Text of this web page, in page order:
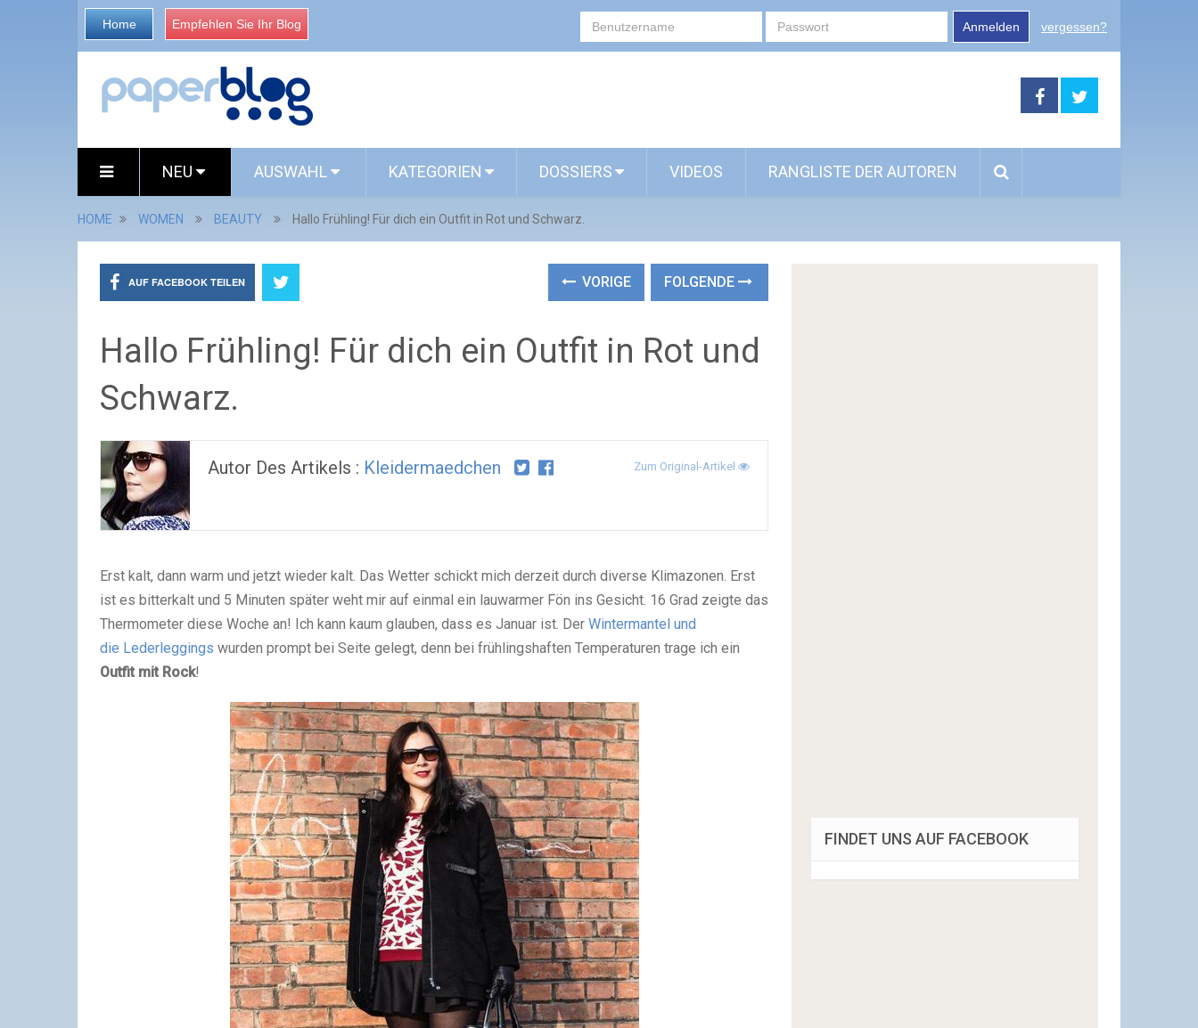
Home Empfehlen Sie Ihr Blog Anmelden vergessen?
NEU AUSWAHL KATEGORIEN DOSSIERS VIDEOS RANGLISTE DER AUTOREN
HOME WOMEN BEAUTY Hallo Frühling! Für dich ein Outfit in Rot und Schwarz.
AUF FACEBOOK TEILEN VORIGE FOLGENDE
Hallo Frühling! Für dich ein Outfit in Rot und
Schwarz.
Autor Des Artikels : Kleidermaedchen Zum Original-Artikel
Erst kalt, dann warm und jetzt wieder kalt. Das Wetter schickt mich derzeit durch diverse Klimazonen. Erst
ist es bitterkalt und 5 Minuten später weht mir auf einmal ein lauwarmer Fön ins Gesicht. 16 Grad zeigte das
Thermometer diese Woche an! Ich kann kaum glauben, dass es Januar ist. Der Wintermantel und
die Lederleggings wurden prompt bei Seite gelegt, denn bei frühlingshaften Temperaturen trage ich ein
Outfit mit Rock!
FINDET UNS AUF FACEBOOK